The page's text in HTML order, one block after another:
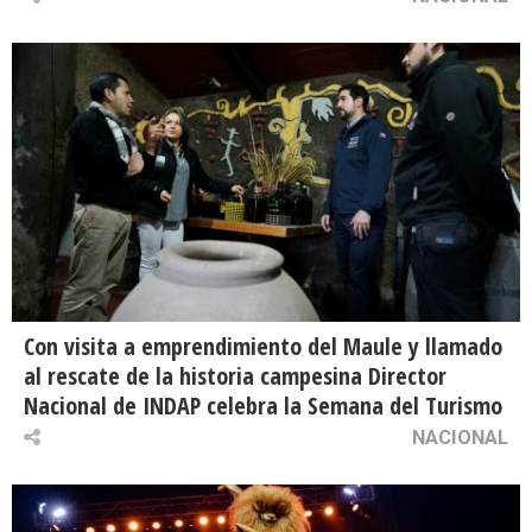
Con visita a emprendimiento del Maule y llamado
al rescate de la historia campesina Director
Nacional de INDAP celebra la Semana del Turismo
NACIONAL